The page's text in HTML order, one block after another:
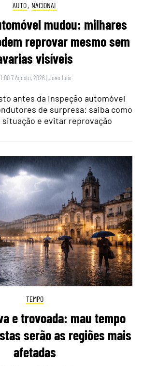
AUTO, NACIONAL
mudou: milhares
reprovar mesmo sem
visíveis
7 Agosto, 2026 |João Luís
antes da inspeção automóvel
de surpresa: saiba como
situação e evitar reprovação
TEMPO
e trovoada: mau tempo
serão as regiões mais
afetadas